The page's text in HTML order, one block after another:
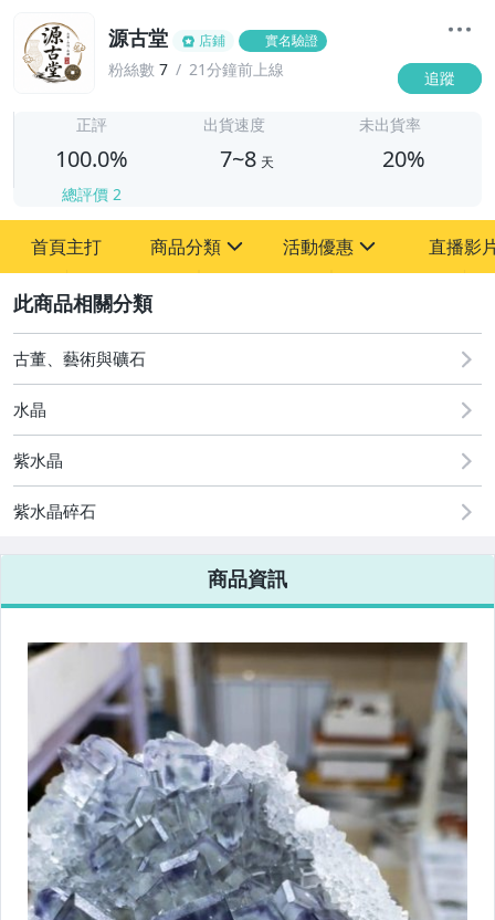
源古堂 店鋪 實名驗證
粉絲數 7 21分鐘前上線 追蹤
正評
100.0%
總評價 2
出貨速度
7~8 天
未出貨率
20%
首頁主打 商品分類
其它
活動優惠
[全店] 周年慶
[全店] 粉絲專享
直播影
古董、藝術與礦石
水晶
紫水晶
紫水晶碎石
商品資訊